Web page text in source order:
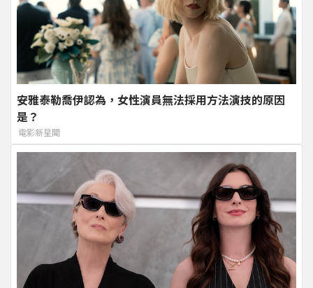
安雅泰勒喬伊認為，女性演員無法採用方法演技的原因
是？
電影新星聞